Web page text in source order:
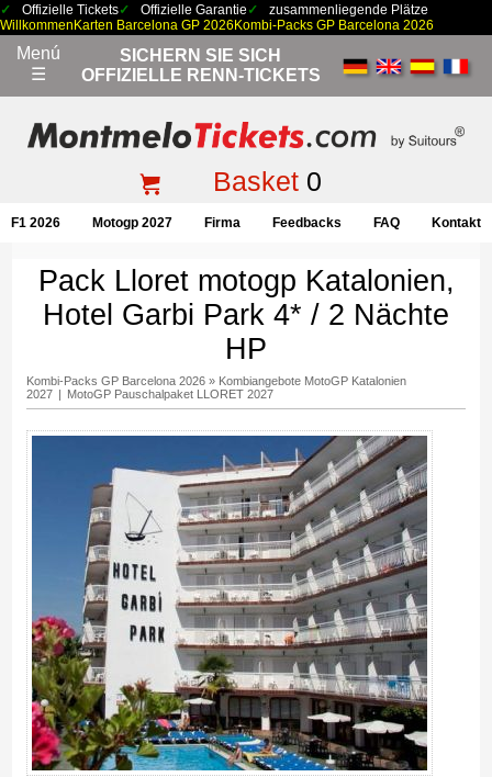
Offizielle Tickets Offizielle Garantie
zusammenliegende Plätze
Willkommen Karten Barcelona GP 2026 Kombi-Packs GP Barcelona 2026
Menú
☰
SICHERN SIE SICH
OFFIZIELLE RENN-TICKETS
Basket0
F1 2026 Motogp 2027 Firma Feedbacks FAQ Kontakt
Pack Lloret motogp Katalonien,
Hotel Garbi Park 4* / 2 Nächte
HP
Kombi-Packs GP Barcelona 2026» Kombiangebote MotoGP Katalonien
2027 | MotoGP Pauschalpaket LLORET 2027